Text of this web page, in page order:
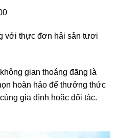
với thực đơn hải sản tươi
gian thoáng đãng là
hoàn hảo để thưởng thức
gia đình hoặc đối tác.